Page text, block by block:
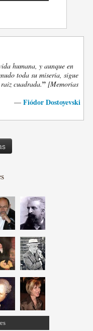
humana, y aunque en
toda su miseria, sigue
cuadrada.” [Memorias
— Fiódor Dostoyevski